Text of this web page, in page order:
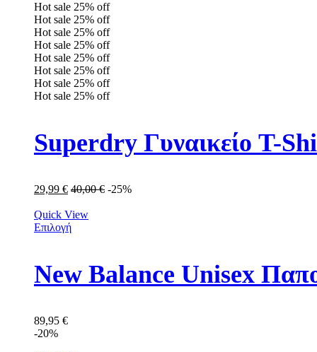
Hot sale 25% off
Hot sale 25% off
Hot sale 25% off
Hot sale 25% off
Hot sale 25% off
Hot sale 25% off
Hot sale 25% off
Hot sale 25% off
Superdry Γυναικείο T-
29,99 € 40,00€ -25%
Quick View
Επιλογή
New Balance Unisex
89,95 €
-20%